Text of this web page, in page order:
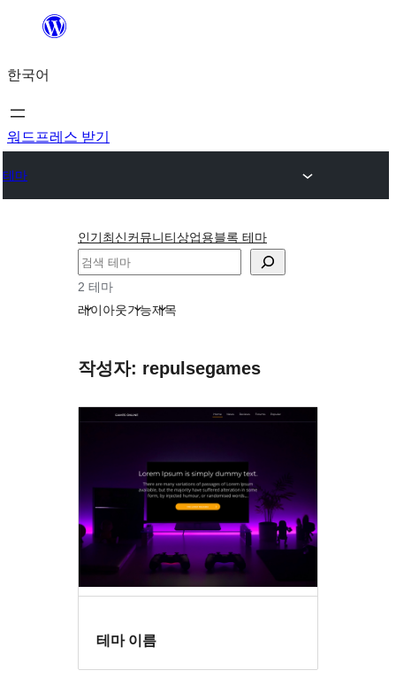
츠
로
바
가
한국어
워드프레스 받기
테마
인기최신커뮤니티상업용블록 테마
검
색
2 테마
레이아웃기능제목
작성자: repulsegames
테마 이름